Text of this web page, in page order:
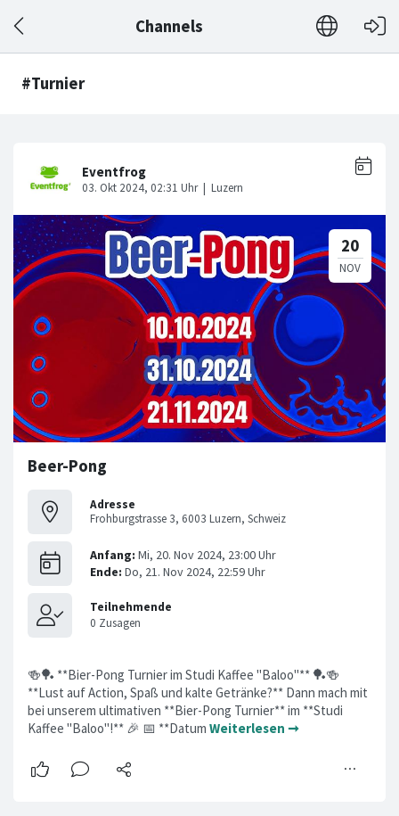
Channels
#Turnier
Beer-Pong
Adresse
Frohburgstrasse 3, 6003 Luzern, Schweiz
🍻🏓 **Bier-Pong Turnier im Studi Kaffee "Baloo"** 🏓🍻
**Lust auf Action, Spaß und kalte Getränke?** Dann mach mit
bei unserem ultimativen **Bier-Pong Turnier** im **Studi
Kaffee "Baloo"!** 🎉 📅 **Datum Weiterlesen ➞